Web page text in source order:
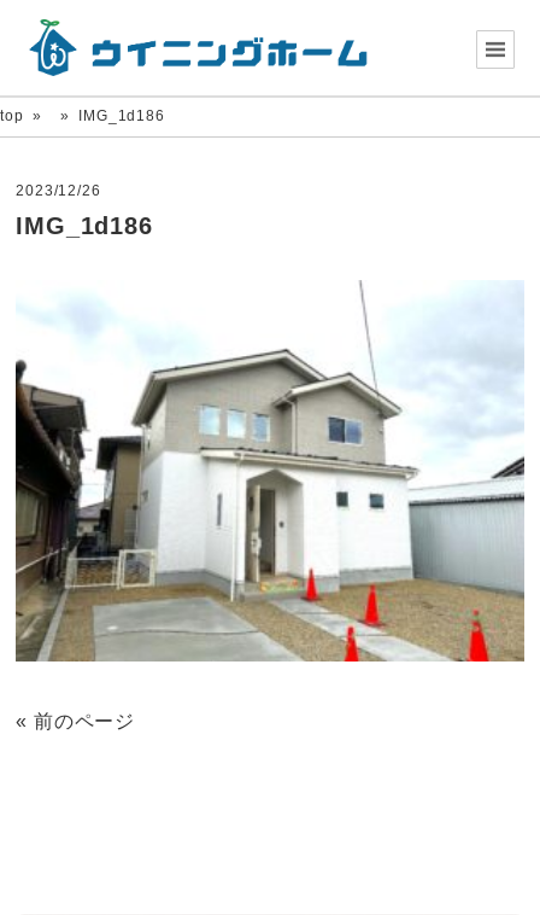
top » » IMG_1d186
2023/12/26
IMG_1d186
« 前のページ